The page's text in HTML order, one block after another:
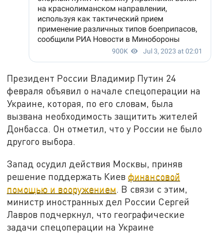
Президент России Владимир Путин 24
февраля объявил о начале спецоперации на
Украине, которая, по его словам, была
вызвана необходимость защитить жителей
Донбасса. Он отметил, что у России не было
другого выбора.
Запад осудил действия Москвы, приняв
решение поддержать Киевфинансовой
помощью и вооружением . В связи с этим,
министр иностранных дел России Сергей
Лавров подчеркнул, что географические
задачи спецоперации на Украине